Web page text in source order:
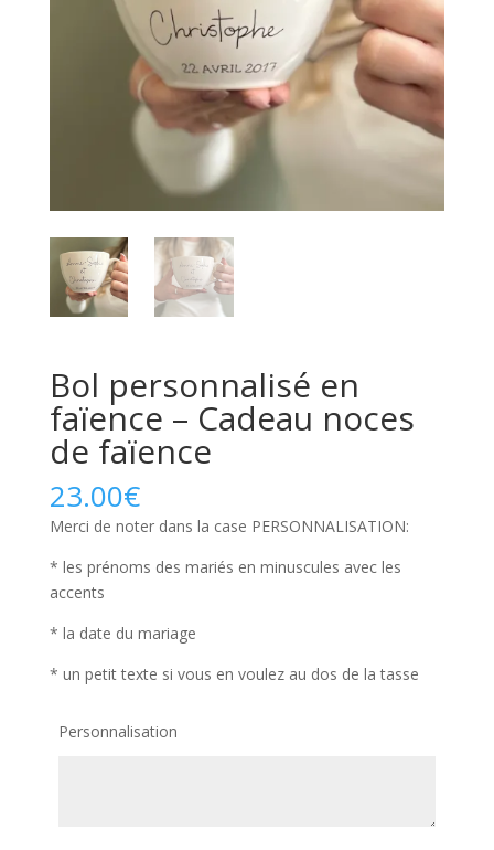
Bol personnalisé en
faïence – Cadeau noces
de faïence
23.00€
Merci de noter dans la case PERSONNALISATION:
* les prénoms des mariés en minuscules avec les
accents
* la date du mariage
* un petit texte si vous en voulez au dos de la tasse
Personnalisation